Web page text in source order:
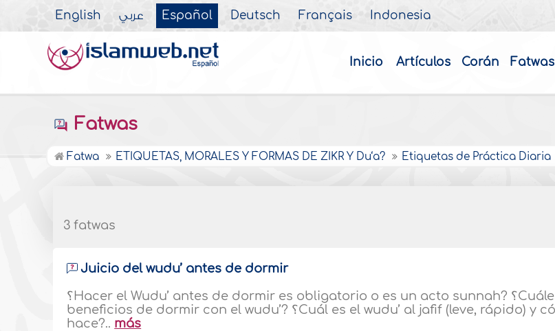
English عربي Español Deutsch Français Indonesia
Inicio Artículos Corán Fatwas
Fatwas
Fatwa ETIQUETAS, MORALES Y FORMAS DE ZIKR Y Du‘a? Etiquetas de Práctica Diaria
3 fatwas
Juicio del wudu’ antes de dormir
؟Hacer el Wudu’ antes de dormir es obligatorio o es un acto sunnah? ؟Cuáles son los
beneficios de dormir con el wudu’? ؟Cuál es el wudu’ al jafif (leve, rápido) y cómo se
hace?.. más